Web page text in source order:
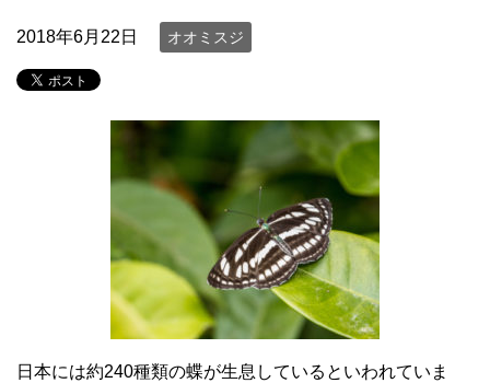
2018年6月22日 オオミスジ
日本には約240種類の蝶が生息しているといわれていま